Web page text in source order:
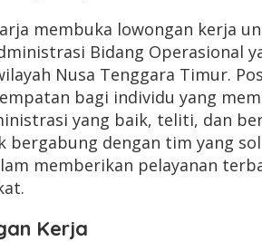
membuka lowongan kerja
Bidang Operasional
Nusa Tenggara Timur.
bagi individu yang
yang baik, teliti, dan
bergabung dengan tim yang
memberikan pelayanan
Kerja